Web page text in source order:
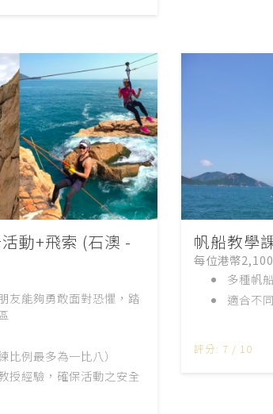
動+飛索 (石澳 -
友能夠勇敢面對恐懼，踏
比例最多為一比八）
授經驗，確保活動之安全
帆船教學
每位港幣
多種帆
適合不
評分: 7 / 10